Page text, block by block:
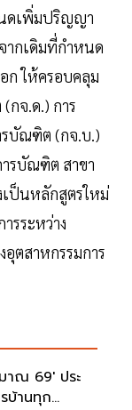
นดเพิ่มปริญญา
ากเดิมที่กำหนด
ให้ครอบคลุม
กจ.ด.) การ
บัณฑิต (กจ.บ.)
รบัณฑิต สาขา
เป็นหลักสูตรใหม่
รระหว่าง
ตสาหกรรมการ
าณ 69' ประ
บ้านทุก